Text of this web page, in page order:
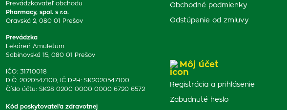
Prevádzkovateľ obchodu
Pharmacy, spol. s r.o.
Oravská 2, 080 01 Prešov
Prevádzka
Lekáreň Amuletum
Sabinovská 15, 080 01 Prešov
IČO: 31710018
DIČ: 2020547100, IČ DPH: SK2020547100
Číslo účtu: SK28 0200 0000 0000 6720 6572
Kód poskytovateľa zdravotnej
Obchodné podmienky
Odstúpenie od zmluvy
Môj účet
Registrácia a prihlásenie
Zabudnuté heslo